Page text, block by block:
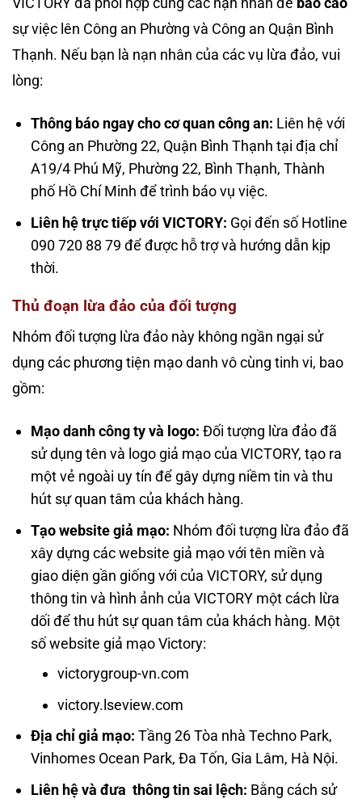
sự việc lên Công an Phường và Công an Quận Bình
Thạnh. Nếu bạn là nạn nhân của các vụ lừa đảo, vui
lòng:
Thông báo ngay cho cơ quan công an: Liên hệ với
Công an Phường 22, Quận Bình Thạnh tại địa chỉ
A19/4 Phú Mỹ, Phường 22, Bình Thạnh, Thành
phố Hồ Chí Minh để trình báo vụ việc.
Liên hệ trực tiếp với VICTORY: Gọi đến số Hotline
090 720 88 79 để được hỗ trợ và hướng dẫn kịp
thời.
Thủ đoạn lừa đảo của đối tượng
Nhóm đối tượng lừa đảo này không ngần ngại sử
dụng các phương tiện mạo danh vô cùng tinh vi, bao
gồm:
Mạo danh công ty và logo: Đối tượng lừa đảo đã
sử dụng tên và logo giả mạo của VICTORY, tạo ra
một vẻ ngoài uy tín để gây dựng niềm tin và thu
hút sự quan tâm của khách hàng.
Tạo website giả mạo: Nhóm đối tượng lừa đảo đã
xây dựng các website giả mạo với tên miền và
giao diện gần giống với của VICTORY, sử dụng
thông tin và hình ảnh của VICTORY một cách lừa
dối để thu hút sự quan tâm của khách hàng. Một
số website giả mạo Victory:
victorygroup-vn.com
victory.lseview.com
Địa chỉ giả mạo: Tầng 26 Tòa nhà Techno Park,
Vinhomes Ocean Park, Đa Tốn, Gia Lâm, Hà Nội.
Liên hệ và đưa thông tin sai lệch: Bằng cách sử